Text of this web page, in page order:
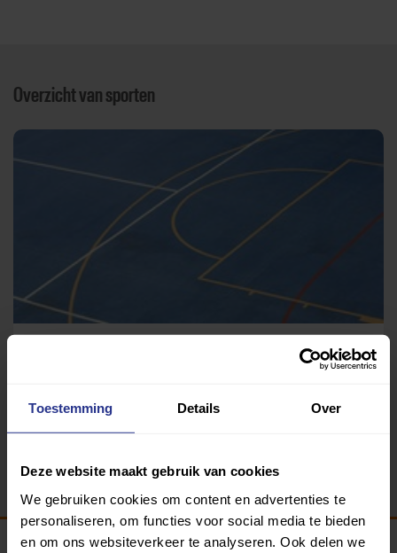
Toestemming Details Over
Deze website maakt gebruik van cookies
We gebruiken cookies om content en advertenties te
personaliseren, om functies voor social media te bieden
en om ons websiteverkeer te analyseren. Ook delen we
Overzicht van sporten